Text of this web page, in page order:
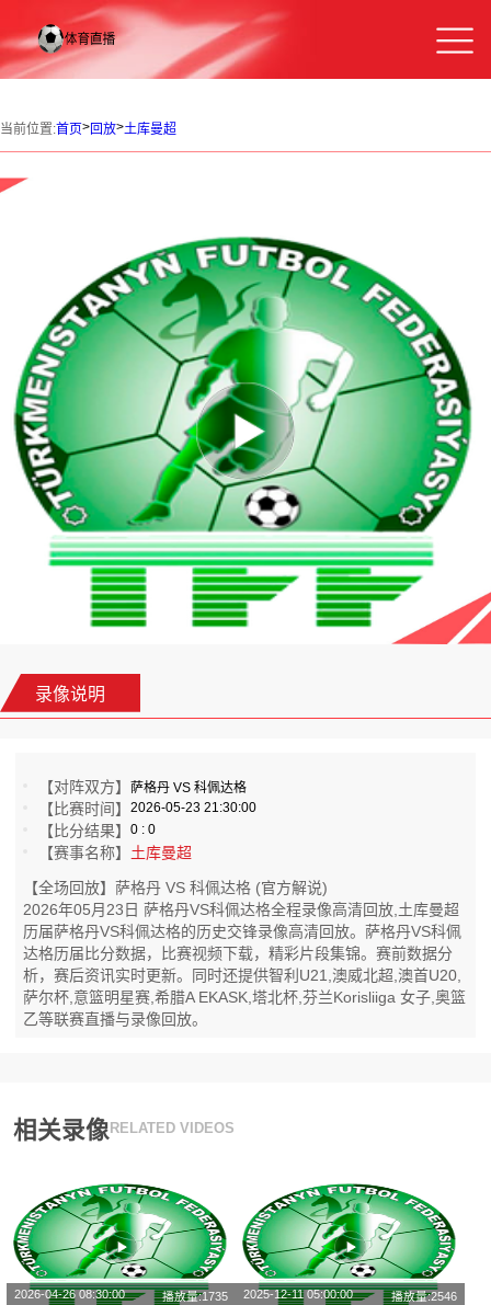
当前位置:首页>回放>土库曼超
录像说明
【对阵双方】萨格丹 VS 科佩达格
【比赛时间】2026-05-23 21:30:00
【比分结果】0 : 0
【赛事名称】 土库曼超
【全场回放】萨格丹 VS 科佩达格 (官方解说)
2026年05月23日 萨格丹VS科佩达格全程录像高清回放,土库曼超
历届萨格丹VS科佩达格的历史交锋录像高清回放。萨格丹VS科佩
达格历届比分数据，比赛视频下载，精彩片段集锦。赛前数据分
析，赛后资讯实时更新。同时还提供智利U21,澳威北超,澳首U20,
萨尔杯,意篮明星赛,希腊A EKASK,塔北杯,芬兰Korisliiga 女子,奥篮
乙等联赛直播与录像回放。
相关录像 RELATED VIDEOS
2026-04-26 08:30:00 播放量:1735 2025-12-11 05:00:00 播放量:2546